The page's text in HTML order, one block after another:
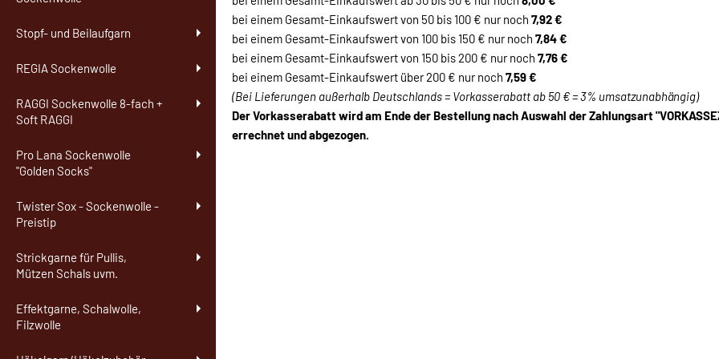
Stopf- und Beilaufgarn
REGIA Sockenwolle
RAGGI Sockenwolle 8-fach +
Soft RAGGI
Pro Lana Sockenwolle
"Golden Socks"
Twister Sox - Sockenwolle -
Preistip
Strickgarne für Pullis,
Mützen Schals uvm.
Effektgarne, Schalwolle,
Filzwolle
bei einem Gesamt-Einkaufswert von 50 bis 100 € nur noch 7,92 €
bei einem Gesamt-Einkaufswert von 100 bis 150 € nur noch 7,84 €
bei einem Gesamt-Einkaufswert von 150 bis 200 € nur noch 7,76 €
bei einem Gesamt-Einkaufswert über 200 € nur noch 7,59 €
(Bei Lieferungen außerhalb Deutschlands = Vorkasserabatt ab 50 € = 3% umsatzunabhängig)
Der Vorkasserabatt wird am Ende der Bestellung nach Auswahl der Zahlungsart
errechnet und abgezogen.